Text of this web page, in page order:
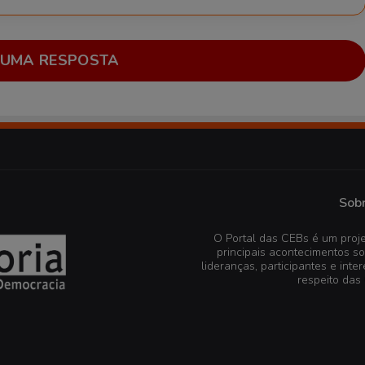
RESPOSTA
O Portal das CEBs é um
principais acontecimentos
lideranças, participantes e
respeito das